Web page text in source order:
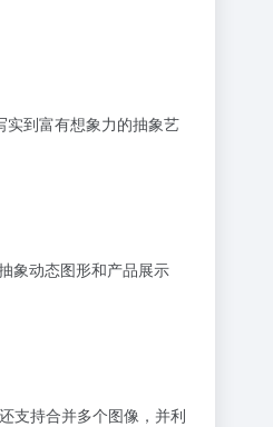
实到富有想象力的抽象艺
象动态图形和产品展示
支持合并多个图像，并利